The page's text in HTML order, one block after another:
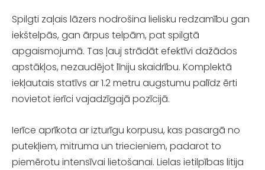
Spilgti zaļais lāzers nodrošina lielisku redzamību gan
iekštelpās, gan ārpus telpām, pat spilgtā
apgaismojumā. Tas ļauj strādāt efektīvi dažādos
apstākļos, nezaudējot līniju skaidrību. Komplektā
iekļautais statīvs ar 1.2 metru augstumu palīdz ērti
novietot ierīci vajadzīgajā pozīcijā.
Ierīce aprīkota ar izturīgu korpusu, kas pasargā no
putekļiem, mitruma un triecieniem, padarot to
piemērotu intensīvai lietošanai. Lielas ietilpības litija